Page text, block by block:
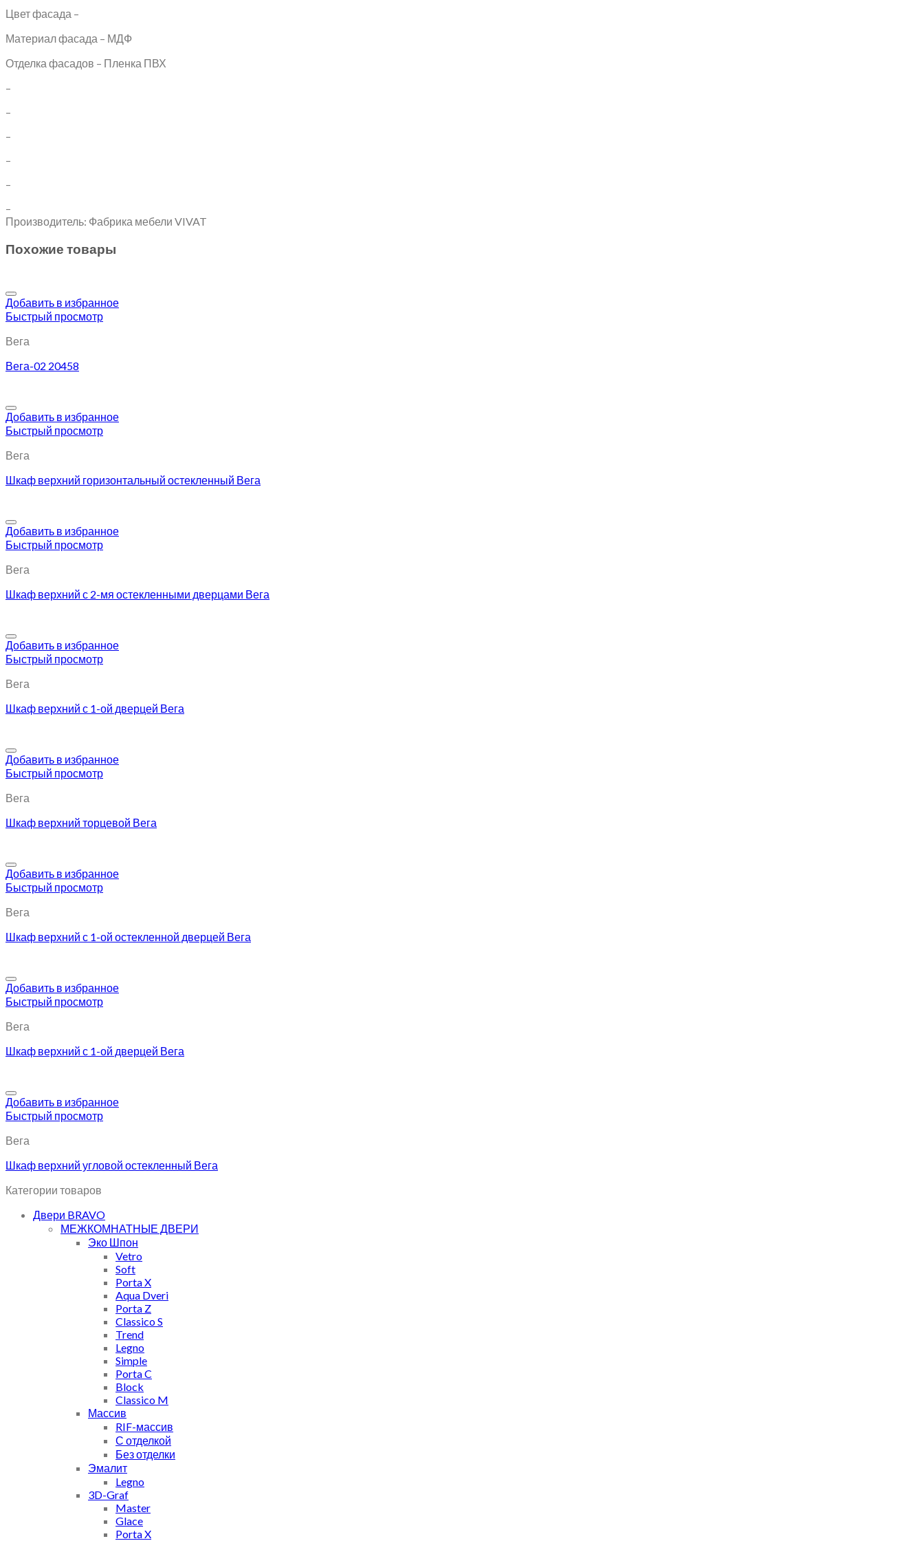
Цвет фасада –
Материал фасада – МДФ
Отделка фасадов – Пленка ПВХ
–
–
–
–
–
–
Производитель: Фабрика мебели VIVAT
Похожие товары
Добавить в избранное
Быстрый просмотр
Вега
Вега-02 20458
Добавить в избранное
Быстрый просмотр
Вега
Шкаф верхний горизонтальный остекленный Вега
Добавить в избранное
Быстрый просмотр
Вега
Шкаф верхний с 2-мя остекленными дверцами Вега
Добавить в избранное
Быстрый просмотр
Вега
Шкаф верхний с 1-ой дверцей Вега
Добавить в избранное
Быстрый просмотр
Вега
Шкаф верхний торцевой Вега
Добавить в избранное
Быстрый просмотр
Вега
Шкаф верхний с 1-ой остекленной дверцей Вега
Добавить в избранное
Быстрый просмотр
Вега
Шкаф верхний с 1-ой дверцей Вега
Добавить в избранное
Быстрый просмотр
Вега
Шкаф верхний угловой остекленный Вега
Категории товаров
Двери BRAVO
МЕЖКОМНАТНЫЕ ДВЕРИ
Эко Шпон
Vetro
Soft
Porta X
Aqua Dveri
Porta Z
Classico S
Trend
Legno
Simple
Porta C
Block
Classico M
Массив
RIF-массив
С отделкой
Без отделки
Эмалит
Legno
3D-Graf
Master
Glace
Porta X